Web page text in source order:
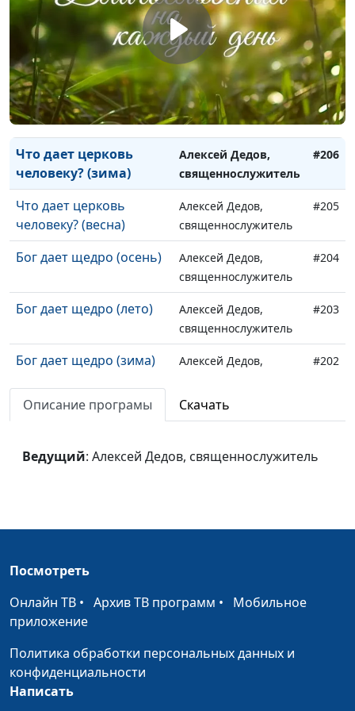
это... (весна)
священнослужитель
Что дает церковь
человеку? (осень)
Алексей Дедов,
священнослужитель
#208
Что дает церковь
человеку? (лето)
Алексей Дедов,
священнослужитель
#207
Что дает церковь
человеку? (зима)
Алексей Дедов,
священнослужитель
#206
Что дает церковь
человеку? (весна)
Алексей Дедов,
священнослужитель
#205
Бог дает щедро (осень)
Алексей Дедов,
священнослужитель
#204
Бог дает щедро (лето)
Алексей Дедов,
священнослужитель
#203
Бог дает щедро (зима)
Алексей Дедов,
#202
Бог дает щедро (весна)
Алексей Дедов,
Уметь слышать Бога
Алексей Дедов,
#200
(лето)
священнослужитель
Уметь слышать Бога
Уметь слышать Бога
Не бойтесь людей
(осень)
Описание програмы Скачать
Ведущий: Алексей Дедов, священнослужитель
Посмотреть
Онлайн ТВ • Архив ТВ программ • Мобильное
приложение
Политика обработки персональных данных и
конфиденциальности
Написать